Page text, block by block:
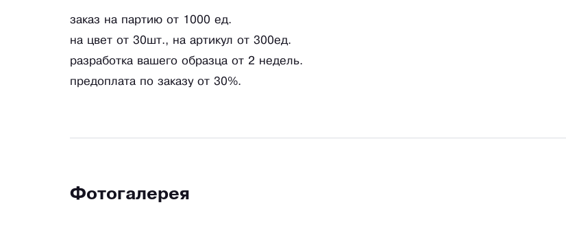
заказ на партию от 1000 ед.
на цвет от 30шт., на артикул от 300ед.
разработка вашего образца от 2 недель.
предоплата по заказу от 30%.
Фотогалерея